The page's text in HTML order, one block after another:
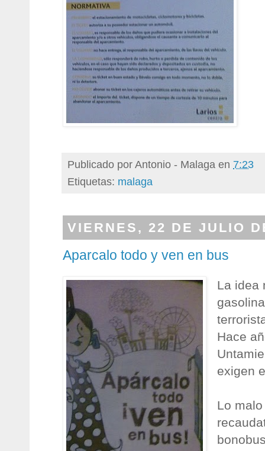
Publicado porAntonio - Malaga en 7:23
Etiquetas: malaga
VIERNES, 22 DE JULIO
Aparcalo todo y ven en bus
La idea
Hace
exigen
Lo